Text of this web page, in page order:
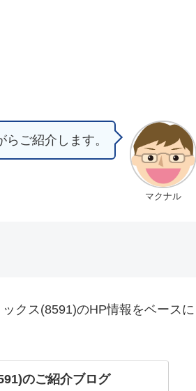
マクナル
ご紹介します。
クス(8591)のHP情報をベースに
のご紹介ブログ